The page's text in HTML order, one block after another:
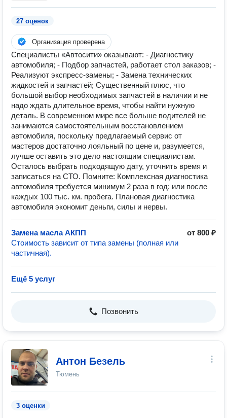
27 оценок
Организация проверена
Специалисты «Автосити» оказывают: - Диагностику
автомобиля; - Подбор запчастей, работает стол заказов; -
Реализуют экспресс-замены; - Замена технических
жидкостей и запчастей; Существенный плюс, что
большой выбор необходимых запчастей в наличии и не
надо ждать длительное время, чтобы найти нужную
деталь. В современном мире все больше водителей не
занимаются самостоятельным восстановлением
автомобиля, поскольку предлагаемый сервис от
мастеров достаточно лояльный по цене и, разумеется,
лучше оставить это дело настоящим специалистам.
Осталось выбрать подходящую дату, уточнить время и
записаться на СТО. Помните: Комплексная диагностика
автомобиля требуется минимум 2 раза в год: или после
каждых 100 тыс. км. пробега. Плановая диагностика
автомобиля экономит деньги, силы и нервы.
Замена масла АКПП
от 800 ₽
Стоимость зависит от типа замены (полная или
частичная).
Ещё 5 услуг
Позвонить
Антон Безель
Тюмень
3 оценки